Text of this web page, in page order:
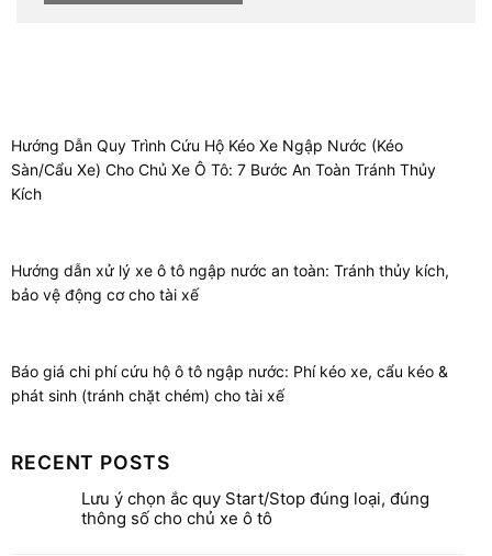
Hướng Dẫn Quy Trình Cứu Hộ Kéo Xe Ngập Nước (Kéo
Sàn/Cẩu Xe) Cho Chủ Xe Ô Tô: 7 Bước An Toàn Tránh Thủy
Kích
Hướng dẫn xử lý xe ô tô ngập nước an toàn: Tránh thủy kích,
bảo vệ động cơ cho tài xế
Báo giá chi phí cứu hộ ô tô ngập nước: Phí kéo xe, cẩu kéo &
phát sinh (tránh chặt chém) cho tài xế
RECENT POSTS
Lưu ý chọn ắc quy Start/Stop đúng loại, đúng
thông số cho chủ xe ô tô